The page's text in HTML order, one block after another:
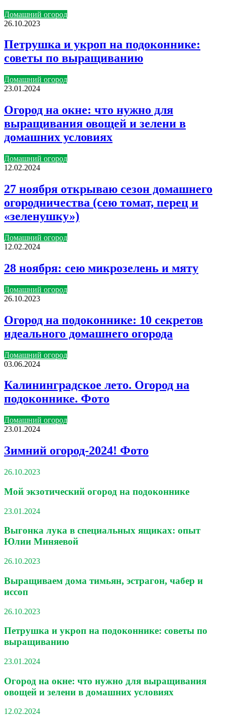
Домашний огород
26.10.2023
Петрушка и укроп на подоконнике:
советы по выращиванию
Домашний огород
23.01.2024
Огород на окне: что нужно для
выращивания овощей и зелени в
домашних условиях
Домашний огород
12.02.2024
27 ноября открываю сезон домашнего
огородничества (сею томат, перец и
«зеленушку»)
Домашний огород
12.02.2024
28 ноября: сею микрозелень и мяту
Домашний огород
26.10.2023
Огород на подоконнике: 10 секретов
идеального домашнего огорода
Домашний огород
03.06.2024
Калининградское лето. Огород на
подоконнике. Фото
Домашний огород
23.01.2024
Зимний огород-2024! Фото
26.10.2023
Мой экзотический огород на подоконнике
23.01.2024
Выгонка лука в специальных ящиках: опыт
Юлии Миняевой
26.10.2023
Выращиваем дома тимьян, эстрагон, чабер и
иссоп
26.10.2023
Петрушка и укроп на подоконнике: советы по
выращиванию
23.01.2024
Огород на окне: что нужно для выращивания
овощей и зелени в домашних условиях
12.02.2024